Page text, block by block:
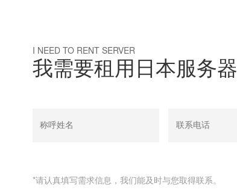
I NEED TO RENT SERVER
我需要租用日本服务器
*请认真填写需求信息，我们能及时与您取得联系。